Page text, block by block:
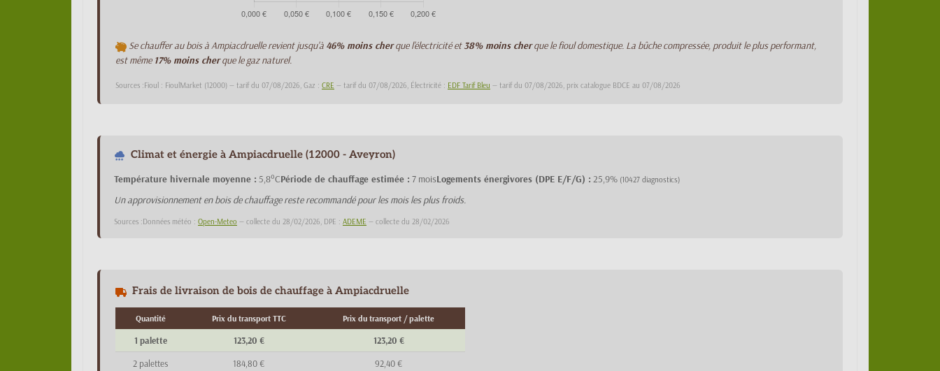
Se chauffer au bois à Ampiacdruelle revient jusqu'à 46% moins cherque l'électricité et38% moins cherque le fioul domestique. La bûche compressée, produit le plus performant,
est même 17% moins cherque le gaz naturel.
Sources :Fioul : FioulMarket (12000) — tarif du 07/08/2026, Gaz : CRE — tarif du 07/08/2026, Électricité : EDF Tarif Bleu — tarif du 07/08/2026, prix catalogue BDCE au 07/08/2026
Climat et énergie à Ampiacdruelle (12000 - Aveyron)
Température hivernale moyenne : 5,8°CPériode de chauffage estimée : 7 moisLogements énergivores (DPE E/F/G) : 25,9% (10427 diagnostics)
Un approvisionnement en bois de chauffage reste recommandé pour les mois les plus froids.
Sources :Données météo : Open-Meteo — collecte du 28/02/2026, DPE : ADEME — collecte du 28/02/2026
Frais de livraison de bois de chauffage à Ampiacdruelle
Quantité Prix du transport TTC Prix du transport / palette
1 palette 123,20 € 123,20 €
2 palettes 184,80 € 92,40 €